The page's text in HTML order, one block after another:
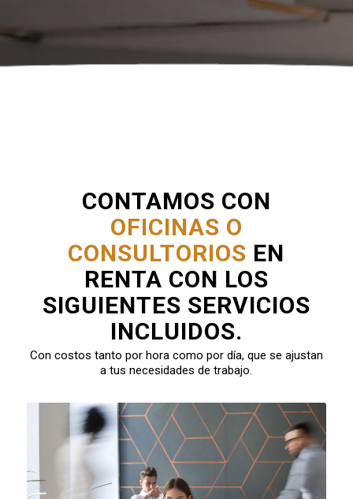
CONTAMOS CON
OFICINAS O
CONSULTORIOS EN
RENTA CON LOS
SIGUIENTES SERVICIOS
INCLUIDOS.
Con costos tanto por hora como por día, que se ajustan
a tus necesidades de trabajo.